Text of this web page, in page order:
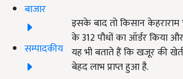
बाजार
सम्पादकीय
इसके बाद तो किसान
के 312पौधों का ऑर्डर किया
यह भी बताते हैं कि खजूर की
बेहद लाभ प्राप्त हुआ है.